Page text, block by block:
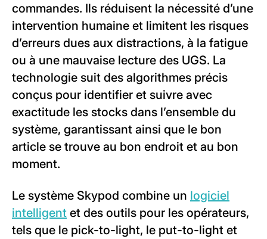
commandes. Ils réduisent la nécessité d’une
intervention humaine et limitent les risques
d’erreurs dues aux distractions, à la fatigue
ou à une mauvaise lecture des UGS. La
technologie suit des algorithmes précis
conçus pour identifier et suivre avec
exactitude les stocks dans l’ensemble du
système, garantissant ainsi que le bon
article se trouve au bon endroit et au bon
moment.
Le système Skypod combine un logiciel
intelligent et des outils pour les opérateurs,
tels que le pick-to-light, le put-to-light et